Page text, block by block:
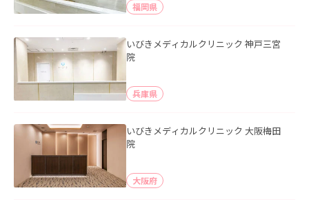
福岡県
いびきメディカルクリニック 神戸三宮
院
兵庫県
いびきメディカルクリニック 大阪梅田
院
大阪府